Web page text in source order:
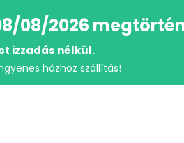
08/2026
izzadás nélkül.
házhoz szállítás!